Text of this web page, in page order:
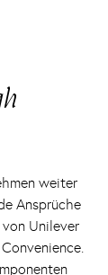
weiter
Ansprüche
Unilever